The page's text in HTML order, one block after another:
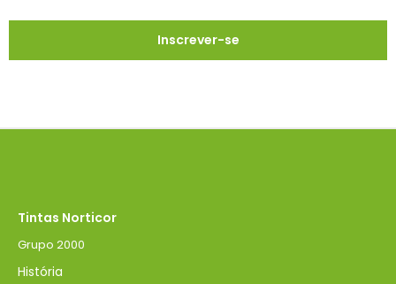
Tintas Norticor
Grupo 2000
História